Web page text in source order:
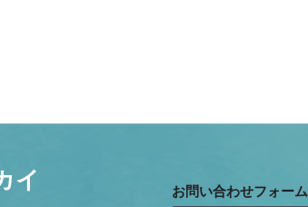
イ お問い合わせフォーム